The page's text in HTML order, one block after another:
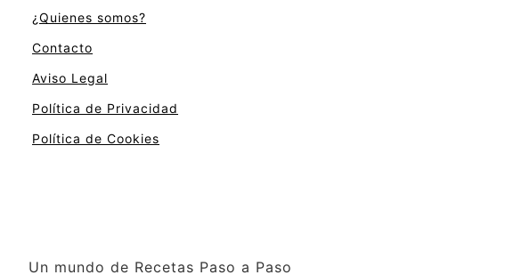
¿Quienes somos?
Contacto
Aviso Legal
Política de Privacidad
Política de Cookies
Un mundo de Recetas Paso a Paso